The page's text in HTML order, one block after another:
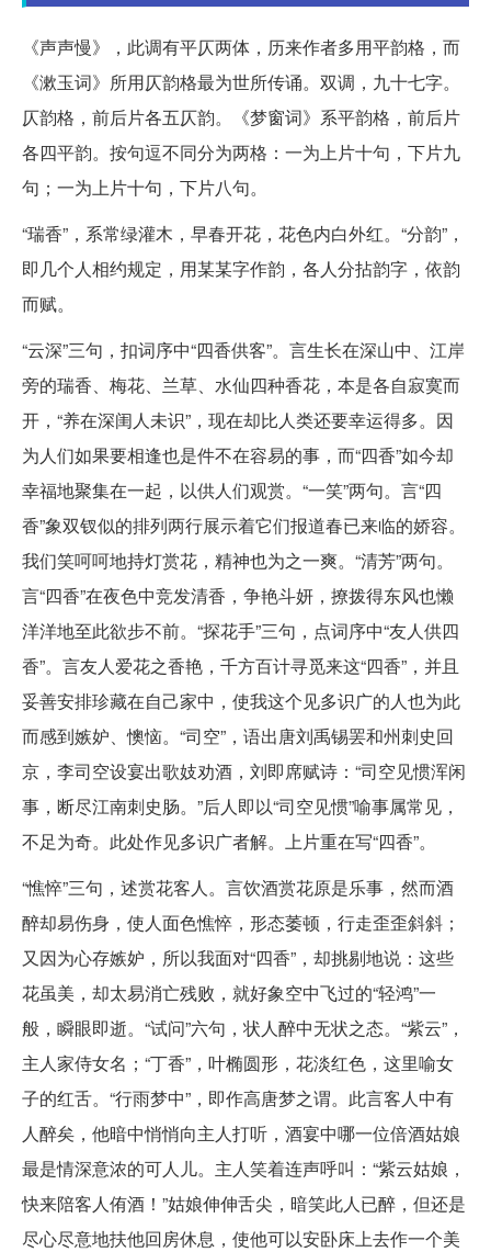
《声声慢》，此调有平仄两体，历来作者多用平韵格，而
《漱玉词》所用仄韵格最为世所传诵。双调，九十七字。
仄韵格，前后片各五仄韵。《梦窗词》系平韵格，前后片
各四平韵。按句逗不同分为两格：一为上片十句，下片九
句；一为上片十句，下片八句。
“瑞香”，系常绿灌木，早春开花，花色内白外红。“分韵”，
即几个人相约规定，用某某字作韵，各人分拈韵字，依韵
而赋。
“云深”三句，扣词序中“四香供客”。言生长在深山中、江岸
旁的瑞香、梅花、兰草、水仙四种香花，本是各自寂寞而
开，“养在深闺人未识”，现在却比人类还要幸运得多。因
为人们如果要相逢也是件不在容易的事，而“四香”如今却
幸福地聚集在一起，以供人们观赏。“一笑”两句。言“四
香”象双钗似的排列两行展示着它们报道春已来临的娇容。
我们笑呵呵地持灯赏花，精神也为之一爽。“清芳”两句。
言“四香”在夜色中竞发清香，争艳斗妍，撩拨得东风也懒
洋洋地至此欲步不前。“探花手”三句，点词序中“友人供四
香”。言友人爱花之香艳，千方百计寻觅来这“四香”，并且
妥善安排珍藏在自己家中，使我这个见多识广的人也为此
而感到嫉妒、懊恼。“司空”，语出唐刘禹锡罢和州刺史回
京，李司空设宴出歌妓劝酒，刘即席赋诗：“司空见惯浑闲
事，断尽江南刺史肠。”后人即以“司空见惯”喻事属常见，
不足为奇。此处作见多识广者解。上片重在写“四香”。
“憔悴”三句，述赏花客人。言饮酒赏花原是乐事，然而酒
醉却易伤身，使人面色憔悴，形态萎顿，行走歪歪斜斜；
又因为心存嫉妒，所以我面对“四香”，却挑剔地说：这些
花虽美，却太易消亡残败，就好象空中飞过的“轻鸿”一
般，瞬眼即逝。“试问”六句，状人醉中无状之态。“紫云”，
主人家侍女名；“丁香”，叶椭圆形，花淡红色，这里喻女
子的红舌。“行雨梦中”，即作高唐梦之谓。此言客人中有
人醉矣，他暗中悄悄向主人打听，酒宴中哪一位倍酒姑娘
最是情深意浓的可人儿。主人笑着连声呼叫：“紫云姑娘，
快来陪客人侑酒！”姑娘伸伸舌尖，暗笑此人已醉，但还是
尽心尽意地扶他回房休息，使他可以安卧床上去作一个美